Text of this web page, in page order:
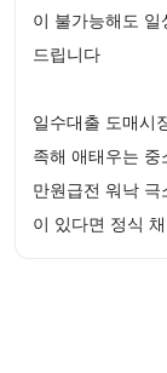
이 불가능해도
드립니다
일수대출 도매시
족해 애태우는
만원급전 워낙
이 있다면 정식